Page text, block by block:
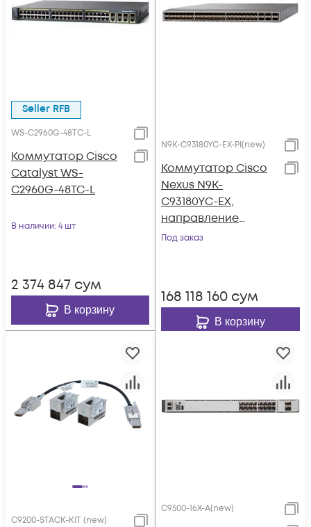
Seller RFB
WS-C2960G-48TC-L
Коммутатор Cisco
Catalyst WS-
C2960G-48TC-L
В наличии: 4 шт
2 374 847 сум
В корзину
N9K-C93180YC-EX-PI(new)
Коммутатор Cisco
Nexus N9K-
C93180YC-EX,
направление
охлаждения Port-
Под заказ
168 118 160 сум
В корзину
C9200-STACK-KIT (new)
C9500-16X-A(new)